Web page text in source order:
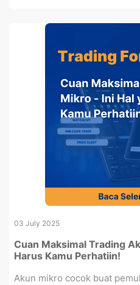
03 July 2025
Cuan Maksimal Trading
Harus Kamu Perhatiin!
Akun mikro cocok buat